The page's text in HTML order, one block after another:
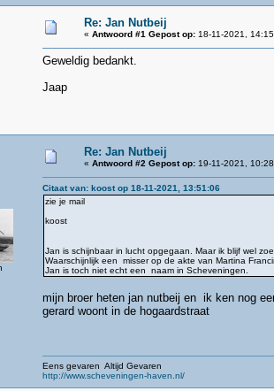
Re: Jan Nutbeij
« Antwoord #1 Gepost op:18-11-2021,
Geweldig bedankt.
Jaap
Re: Jan Nutbeij
« Antwoord #2 Gepost op:19-11-2021,
Citaat van: koost op 18-11-2021, 13:51:06
zie je mail
koost
Jan is schijnbaar in lucht opgegaan. Maar ik blijf wel
Waarschijnlijk een misser op de akte van Martina
Jan is toch niet echt een naam in Scheveningen.
mijn broer heten jan nutbeij en ik ken nog
gerard woont in de hogaardstraat
Eens gevaren Altijd Gevaren
http://www.scheveningen-haven.nl/